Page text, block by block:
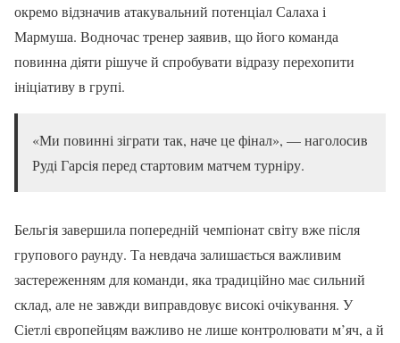
окремо відзначив атакувальний потенціал Салаха і
Мармуша. Водночас тренер заявив, що його команда
повинна діяти рішуче й спробувати відразу перехопити
ініціативу в групі.
«Ми повинні зіграти так, наче це фінал», — наголосив
Руді Гарсія перед стартовим матчем турніру.
Бельгія завершила попередній чемпіонат світу вже після
групового раунду. Та невдача залишається важливим
застереженням для команди, яка традиційно має сильний
склад, але не завжди виправдовує високі очікування. У
Сіетлі європейцям важливо не лише контролювати м’яч, а й